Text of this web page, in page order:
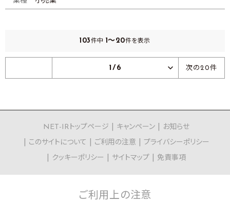
103件中 1～20件を表示
1/6 次の20件
NET-IRトップページ キャンペーン
お知らせ
このサイトについて
ご利用の注意
プライバシーポリシー
クッキーポリシー
サイトマップ 免責事項
ご利用上の注意